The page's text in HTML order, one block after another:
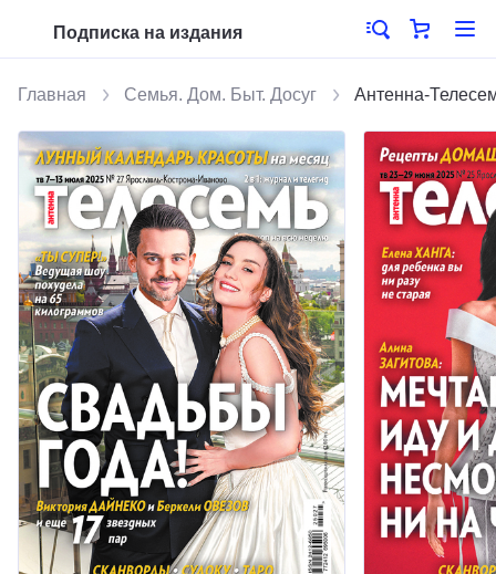
Подписка на издания
Главная Семья. Дом. Быт. Досуг Антенна-